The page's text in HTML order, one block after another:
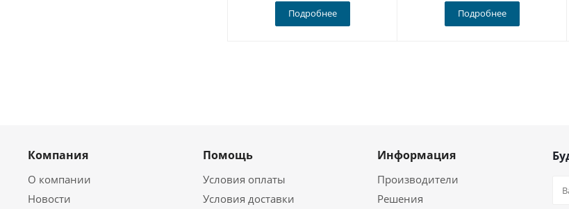
Подробнее Подробнее
Компания
О компании
Новости
Помощь
Условия оплаты
Условия доставки
Информация
Производители
Решения